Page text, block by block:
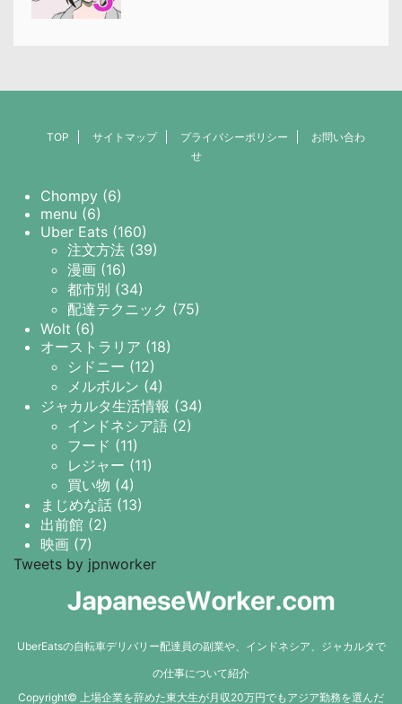
TOP サイトマップ プライバシーポリシー
お問い合わ
せ
Chompy (6)
menu (6)
Uber Eats (160)
注文方法 (39)
漫画 (16)
都市別 (34)
配達テクニック (75)
Wolt (6)
オーストラリア (18)
シドニー (12)
メルボルン (4)
ジャカルタ生活情報 (34)
インドネシア語 (2)
フード (11)
レジャー (11)
買い物 (4)
まじめな話 (13)
出前館 (2)
映画 (7)
Tweets by jpnworker
UberEatsの自転車デリバリー配達員の副業や、インドネシア、ジャカルタで
の仕事について紹介
Copyright© 上場企業を辞めた東大生が月収20万円でもアジア勤務を選んだ